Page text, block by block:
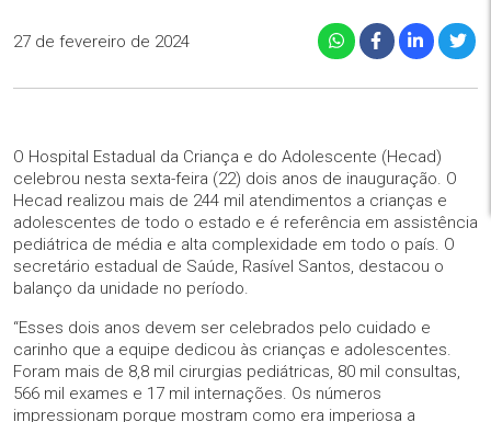
27 de fevereiro de 2024
O Hospital Estadual da Criança e do Adolescente (Hecad)
celebrou nesta sexta-feira (22) dois anos de inauguração. O
Hecad realizou mais de 244 mil atendimentos a crianças e
adolescentes de todo o estado e é referência em assistência
pediátrica de média e alta complexidade em todo o país. O
secretário estadual de Saúde, Rasível Santos, destacou o
balanço da unidade no período.
“Esses dois anos devem ser celebrados pelo cuidado e
carinho que a equipe dedicou às crianças e adolescentes.
Foram mais de 8,8 mil cirurgias pediátricas, 80 mil consultas,
566 mil exames e 17 mil internações. Os números
impressionam porque mostram como era imperiosa a